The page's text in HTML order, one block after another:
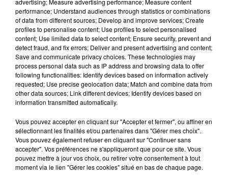
Lieu OBERBRONN
Organisateur
MAULER Armelle
0688586817
armelle.mauler@lilo.org
Tarif Gratuit
L'association "èn Oberbronn Culture et Patrimoine" organise
performance; Understand audiences through statistics or combinations
of data from different sources; Develop and improve services; Create
profiles to personalise content; Use profiles to select personalised
content; Use limited data to select content; Ensure security, prevent and
detect fraud, and fix errors; Deliver and present advertising and content;
Save and communicate privacy choices. These technologies may
process personal data such as IP address and browsing data to offer
following functionalities: Identify devices based on information actively
requested; Use precise geolocation data; Match and combine data from
other data sources; Link different devices; Identify devices based on
information transmitted automatically.
Vous pouvez accepter en cliquant sur "Accepter et fermer", ou affiner en
sélectionnant les finalités et/ou partenaires dans "Gérer mes choix".
Vous pouvez également refuser en cliquant sur "Continuer sans
accepter". Vos préférences ne s'appliqueront que pour ce site. Vous
pouvez mettre à jour vos choix, ou retirer votre consentement à tout
moment via le lien "Gérer les cookies" situé en bas de chaque page.